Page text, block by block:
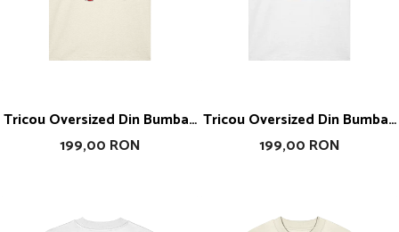
Tricou Oversized Din Bumbac
Organic Blanca
199,00 RON
Tricou Oversized Din Bumbac
Organic Kiss
199,00 RON